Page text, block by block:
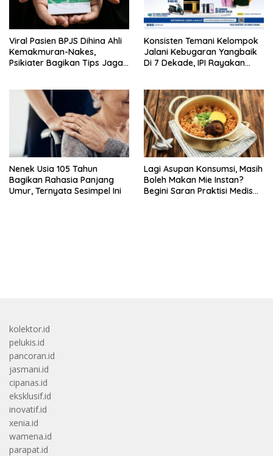
Viral Pasien BPJS Dihina Ahli
Kemakmuran-Nakes,
Psikiater Bagikan Tips Jaga
Konsisten Temani Kelompok
Jalani Kebugaran Yangbaik
Di 7 Dekade, IPI Rayakan
Nenek Usia 105 Tahun
Bagikan Rahasia Panjang
Umur, Ternyata Sesimpel Ini
Lagi Asupan Konsumsi, Masih
Boleh Makan Mie Instan?
Begini Saran Praktisi Medis
kolektor.id
pelukis.id
pancoran.id
jasmani.id
cipanas.id
eksklusif.id
inovatif.id
xenia.id
wamena.id
parapat.id